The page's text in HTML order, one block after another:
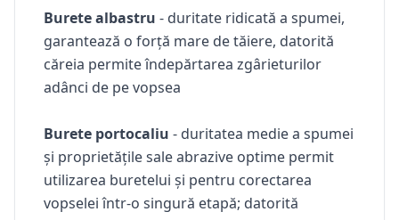
Burete albastru - duritate ridicată a spumei,
garantează o forță mare de tăiere, datorită
căreia permite îndepărtarea zgârieturilor
adânci de pe vopsea
Burete portocaliu - duritatea medie a spumei
și proprietățile sale abrazive optime permit
utilizarea buretelui și pentru corectarea
vopselei într-o singură etapă; datorită